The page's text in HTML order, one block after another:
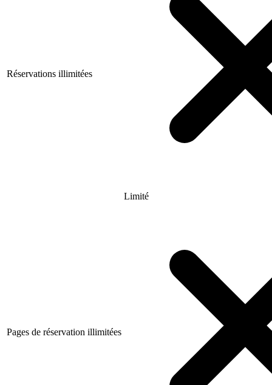
Réservations illimitées
Limité
Pages de réservation illimitées